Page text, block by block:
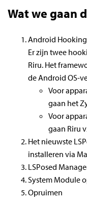
Wat we gaan
Android
Er zijn twee
Riru. Het
de Android OS-
Voor
gaan het
Voor
gaan Riru
Het nieuwste
installeren via
LSPosed
System Module
Opruimen